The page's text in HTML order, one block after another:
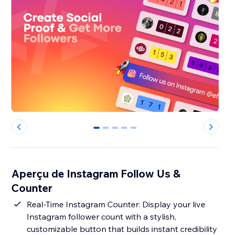
0 1 2 3 4
Aperçu de Instagram Follow Us &
Counter
Real-Time Instagram Counter: Display your live
Instagram follower count with a stylish,
customizable button that builds instant credibility